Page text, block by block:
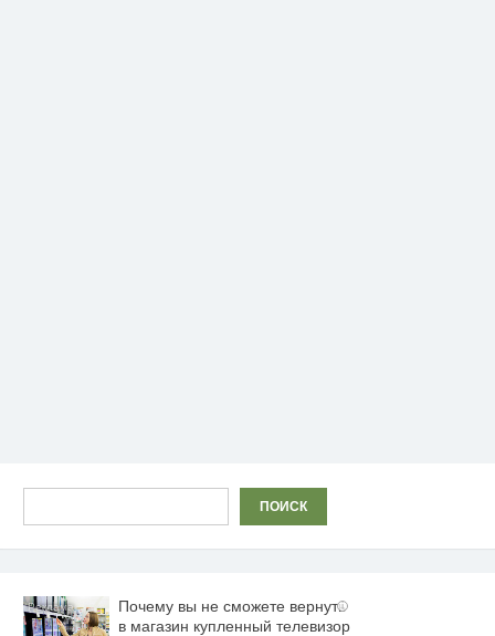
ПОИСК
i
Почему вы не сможете вернуть
в магазин купленный телевизор